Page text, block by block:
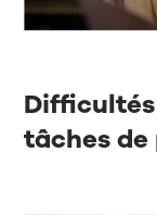
tâches de